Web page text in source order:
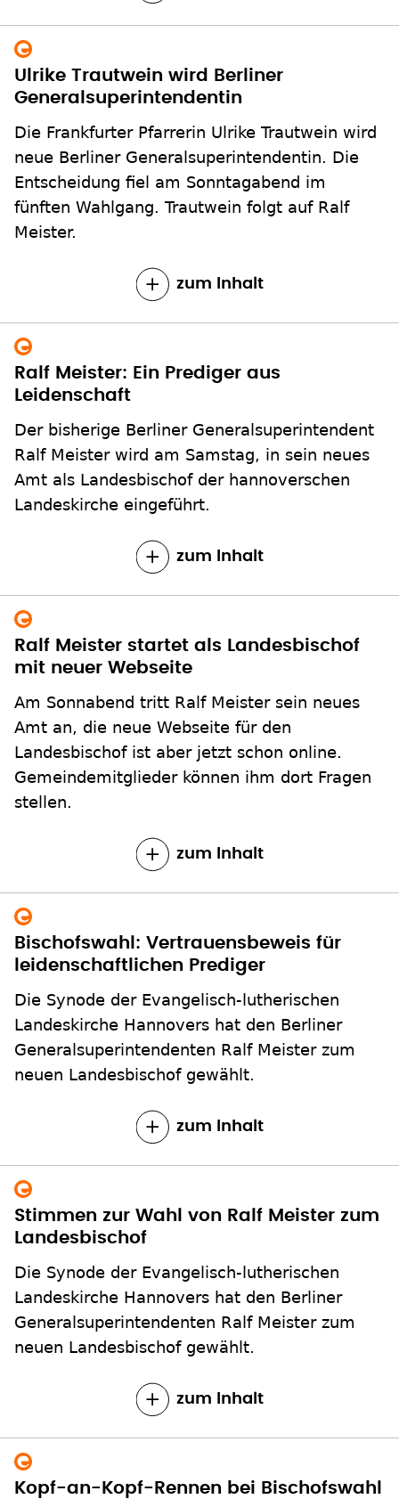
Ulrike Trautwein wird Berliner
Generalsuperintendentin
Die Frankfurter Pfarrerin Ulrike Trautwein wird
neue Berliner Generalsuperintendentin. Die
Entscheidung fiel am Sonntagabend im
fünften Wahlgang. Trautwein folgt auf Ralf
Meister.
zum Inhalt
Ralf Meister: Ein Prediger aus
Leidenschaft
Der bisherige Berliner Generalsuperintendent
Ralf Meister wird am Samstag, in sein neues
Amt als Landesbischof der hannoverschen
Landeskirche eingeführt.
zum Inhalt
Ralf Meister startet als Landesbischof
mit neuer Webseite
Am Sonnabend tritt Ralf Meister sein neues
Amt an, die neue Webseite für den
Landesbischof ist aber jetzt schon online.
Gemeindemitglieder können ihm dort Fragen
stellen.
zum Inhalt
Bischofswahl: Vertrauensbeweis für
leidenschaftlichen Prediger
Die Synode der Evangelisch-lutherischen
Landeskirche Hannovers hat den Berliner
Generalsuperintendenten Ralf Meister zum
neuen Landesbischof gewählt.
zum Inhalt
Stimmen zur Wahl von Ralf Meister zum
Landesbischof
Die Synode der Evangelisch-lutherischen
Landeskirche Hannovers hat den Berliner
Generalsuperintendenten Ralf Meister zum
neuen Landesbischof gewählt.
zum Inhalt
Kopf-an-Kopf-Rennen bei Bischofswahl